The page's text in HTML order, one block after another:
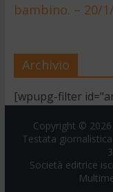
bambino. – 20/
Archivio
[wpupg-filter
Copyright ©
Testata
Società editrice